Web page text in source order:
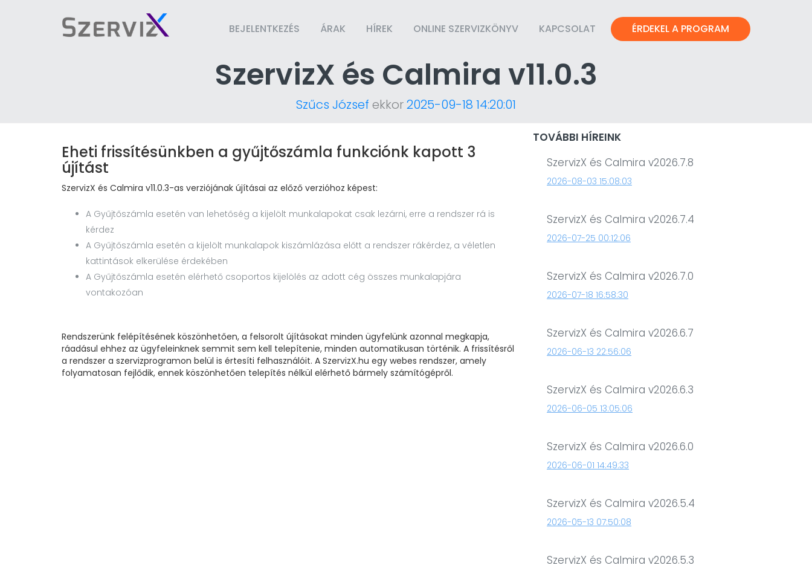
ÉRDEKEL A PROGRAM
BEJELENTKEZÉS ÁRAK HÍREK ONLINE SZERVIZKÖNYV KAPCSOLAT
SzervizX és Calmira v11.0.3
Szűcs József ekkor2025-09-18 14:20:01
Eheti frissítésünkben a gyűjtőszámla funkciónk kapott 3
újítást
SzervizX és Calmira v11.0.3-as verziójának újításai az előző verzióhoz képest:
A Gyűjtőszámla esetén van lehetőség a kijelölt munkalapokat csak lezárni, erre a rendszer rá is
kérdez
A Gyűjtőszámla esetén a kijelölt munkalapok kiszámlázása előtt a rendszer rákérdez, a véletlen
kattintások elkerülése érdekében
A Gyűjtőszámla esetén elérhető csoportos kijelölés az adott cég összes munkalapjára
vontakozóan
Rendszerünk felépítésének köszönhetően, a felsorolt újításokat minden ügyfelünk azonnal megkapja,
ráadásul ehhez az ügyfeleinknek semmit sem kell telepítenie, minden automatikusan történik. A frissítésről
a rendszer a szervizprogramon belül is értesíti felhasználóit. A SzervizX.hu egy webes rendszer, amely
folyamatosan fejlődik, ennek köszönhetően telepítés nélkül elérhető bármely számítógépről.
TOVÁBBI HÍREINK
SzervizX és Calmira v2026.7.8
2026-08-03 15:08:03
SzervizX és Calmira v2026.7.4
2026-07-25 00:12:06
SzervizX és Calmira v2026.7.0
2026-07-18 16:58:30
SzervizX és Calmira v2026.6.7
2026-06-13 22:56:06
SzervizX és Calmira v2026.6.3
2026-06-05 13:05:06
SzervizX és Calmira v2026.6.0
2026-06-01 14:49:33
SzervizX és Calmira v2026.5.4
2026-05-13 07:50:08
SzervizX és Calmira v2026.5.3